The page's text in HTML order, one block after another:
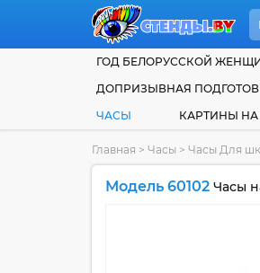
ГОД БЕЛОРУССКОЙ
ДОПРИЗЫВНАЯ
ЧАСЫ
КАРТИНЫ НА
Главная > Часы > Часы Для
Модель 60102 Часы